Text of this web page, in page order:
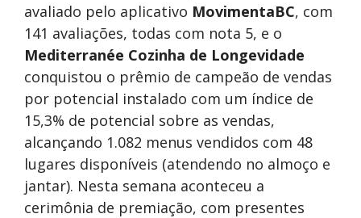
avaliado pelo aplicativo MovimentaBC, com
141 avaliações, todas com nota 5, e o
Mediterranée Cozinha de Longevidade
conquistou o prêmio de campeão de vendas
por potencial instalado com um índice de
15,3% de potencial sobre as vendas,
alcançando 1.082 menus vendidos com 48
lugares disponíveis (atendendo no almoço e
jantar). Nesta semana aconteceu a
cerimônia de premiação, com presentes